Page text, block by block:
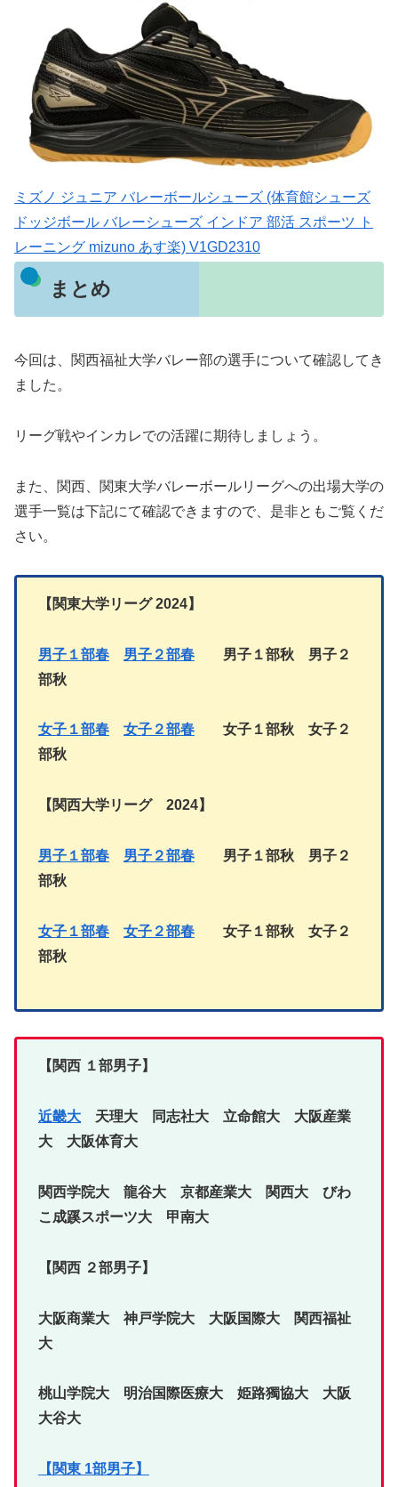
ミズノ ジュニア バレーボールシューズ (体育館シューズ
ドッジボール バレーシューズ インドア 部活 スポーツ ト
レーニング mizuno あす楽) V1GD2310
まとめ
今回は、関西福祉大学バレー部の選手について確認してき
ました。
リーグ戦やインカレでの活躍に期待しましょう。
また、関西、関東大学バレーボールリーグへの出場大学の
選手一覧は下記にて確認できますので、是非ともご覧くだ
さい。
【関東大学リーグ 2024】
男子１部春 男子２部春 男子１部秋 男子２
部秋
女子１部春 女子２部春 女子１部秋 女子 ２
部秋
【 関西大学リーグ 2024】
男子１部春 男子２部春 男子１部秋 男子 ２
部秋
女子１部春 女子２部春 女子１部秋 女子 ２
部秋
【関西 １部男子】
近畿大 天理大 同志社大 立命館大 大阪産業
大 大阪体育大
関西学院大 龍谷大 京都産業大 関西大 びわ
こ成蹊スポーツ大 甲南大
【関西 ２部男子】
大阪商業大 神戸学院大 大阪国際大 関西福祉
大
桃山学院大 明治国際医療大 姫路獨協大 大阪
大谷大
【関東 1部男子】